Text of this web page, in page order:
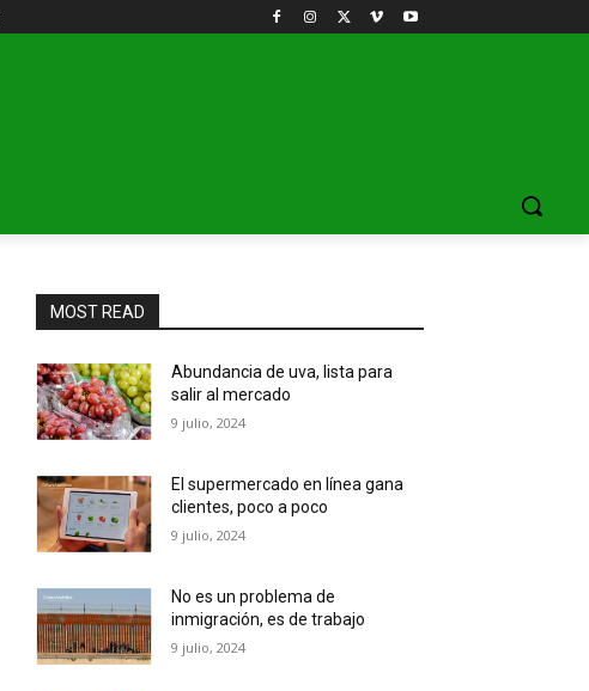
MOST READ
Abundancia de uva, lista para
salir al mercado
9 julio, 2024
El supermercado en línea gana
clientes, poco a poco
9 julio, 2024
No es un problema de
inmigración, es de trabajo
9 julio, 2024